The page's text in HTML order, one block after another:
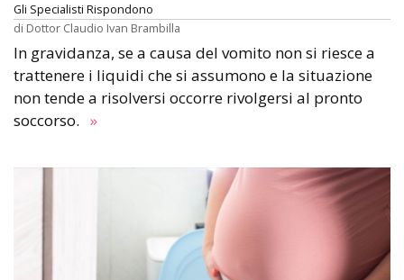
Gli Specialisti Rispondono
di Dottor Claudio Ivan Brambilla
In gravidanza, se a causa del vomito non si riesce a
trattenere i liquidi che si assumono e la situazione
non tende a risolversi occorre rivolgersi al pronto
soccorso. »